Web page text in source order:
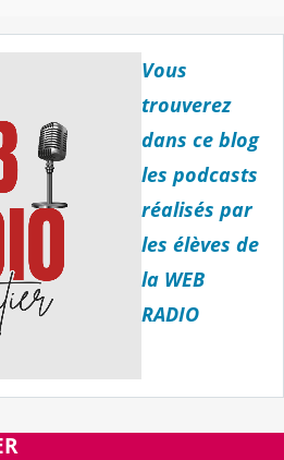
Vous
trouverez
dans ce blog
les podcasts
réalisés par
les élèves de
la WEB
RADIO